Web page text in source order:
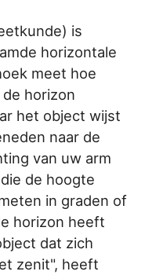
is
horizontale
meet hoe
horizon
het object wijst
naar de
van uw arm
de hoogte
in graden of
horizon heeft
dat zich
zenit", heeft